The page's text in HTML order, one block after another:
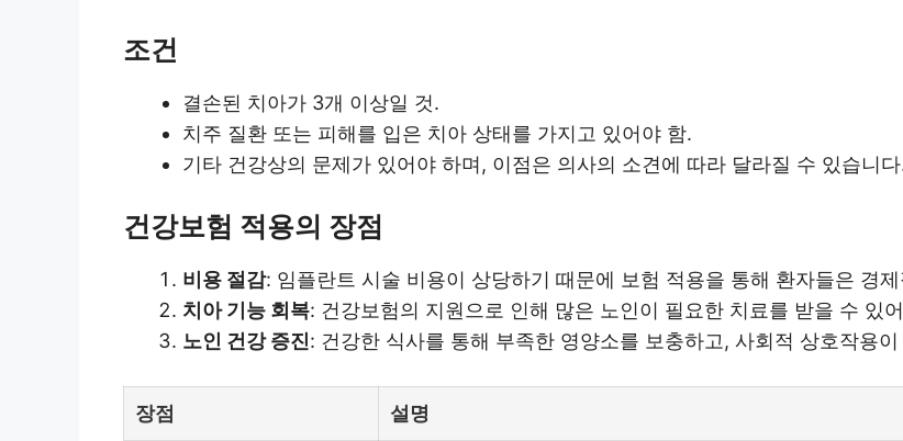
조건
결손된 치아가 3개 이상일 것.
치주 질환 또는 피해를 입은 치아 상태를 가지고 있어야 함.
기타 건강상의 문제가 있어야 하며, 이점은 의사의 소견에 따라 달라질 수 있습니
건강보험 적용의 장점
비용 절감: 임플란트 시술 비용이 상당하기 때문에 보험 적용을 통해 환자들은 경
치아 기능 회복: 건강보험의 지원으로 인해 많은 노인이 필요한 치료를 받을 수 있
노인 건강 증진: 건강한 식사를 통해 부족한 영양소를 보충하고, 사회적 상호작용
장점 설명